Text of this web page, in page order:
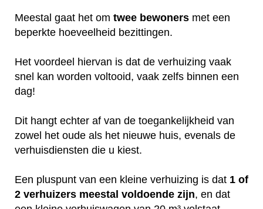
Meestal gaat het om twee bewoners met een
beperkte hoeveelheid bezittingen.
Het voordeel hiervan is dat de verhuizing vaak
snel kan worden voltooid, vaak zelfs binnen een
dag!
Dit hangt echter af van de toegankelijkheid van
zowel het oude als het nieuwe huis, evenals de
verhuisdiensten die u kiest.
Een pluspunt van een kleine verhuizing is dat 1 of
2 verhuizers meestal voldoende zijn, en dat